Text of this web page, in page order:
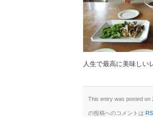
人生で最高に美味しい
This entry was posted on
の投稿へのコメントは